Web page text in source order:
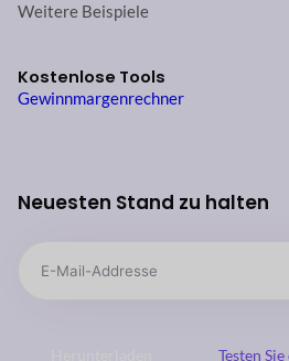
Weitere Beispiele
Kostenlose Tools
Gewinnmargenrechner
Neuesten Stand zu halten
Testen